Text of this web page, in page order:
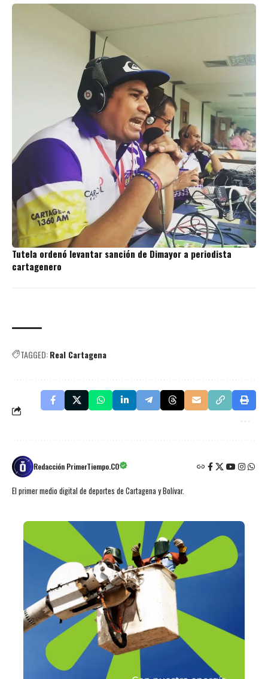
Tutela ordenó levantar sanción de Dimayor a periodista
cartagenero
TAGGED:Real Cartagena
Redacción PrimerTiempo.CO
El primer medio digital de deportes de Cartagena y Bolívar.